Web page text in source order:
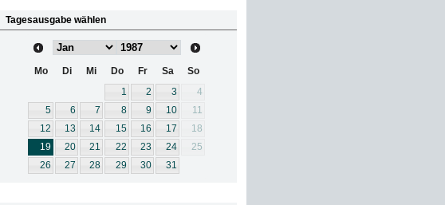
Tagesausgabe wählen
Mo Di Mi Do Fr Sa
So
1
2 3
4
5
6 7 8 9 10
11
12
13 14 15 16 17
18
19
20 21 22 23 24
25
26
27 28 29 30 31